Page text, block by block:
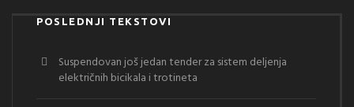
POSLEDNJI TEKSTOVI
Suspendovan još jedan tender za sistem deljenja
električnih bicikala i trotineta